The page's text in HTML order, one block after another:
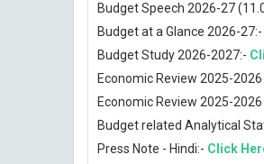
Budget Speech 2026-27
Budget at a Glance 2026-27:-
Budget Study 2026-2027:-
Economic Review 2025-2026
Economic Review 2025-
Budget related Analytical
Press Note - Hindi:- Click